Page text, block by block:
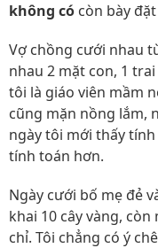
không có còn bày
Vợ chồng cưới nhau
nhau 2 mặt con, 1
tôi là giáo viên mầm
cũng mặn nồng lắm,
ngày tôi mới thấy
tính toán hơn.
Ngày cưới bố mẹ đẻ
khai 10 cây vàng,
chỉ. Tôi chẳng có ý